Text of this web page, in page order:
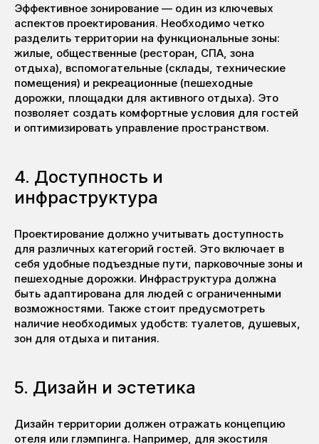
Эффективное зонирование — один из ключевых
аспектов проектирования. Необходимо четко
разделить территории на функциональные зоны:
жилые, общественные (ресторан, СПА, зона
отдыха), вспомогательные (склады, технические
помещения) и рекреационные (пешеходные
дорожки, площадки для активного отдыха). Это
позволяет создать комфортные условия для гостей
и оптимизировать управление пространством.
4. Доступность и
инфраструктура
Проектирование должно учитывать доступность
для различных категорий гостей. Это включает в
себя удобные подъездные пути, парковочные зоны и
пешеходные дорожки. Инфраструктура должна
быть адаптирована для людей с ограниченными
возможностями. Также стоит предусмотреть
наличие необходимых удобств: туалетов, душевых,
зон для отдыха и питания.
5. Дизайн и эстетика
Дизайн территории должен отражать концепцию
отеля или глэмпинга. Например, для экостиля